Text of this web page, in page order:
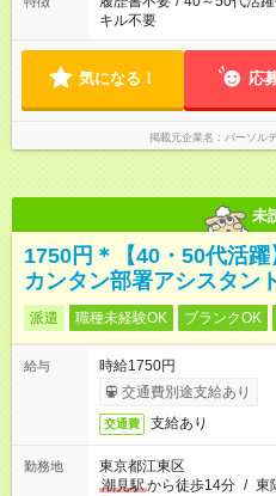
キル不要
気になる！ 応
掲載元企業名 パーソル
未
1750円＊【40・50代活
カンタン部署アシスタン
派遣 職種未経験OK ブランクOK
給与
時給1750円
交通費別途支給あり
交通費 支給あり
勤務地
東京都江東区
潮見駅から徒歩14分 / 東